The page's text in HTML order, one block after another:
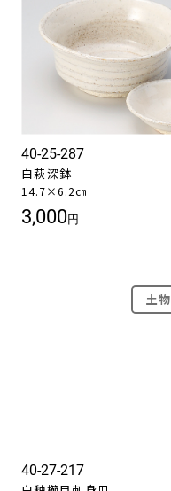
40-25-287
白萩深鉢
14.7×6.2㎝
3,000円
土物
40-27-217